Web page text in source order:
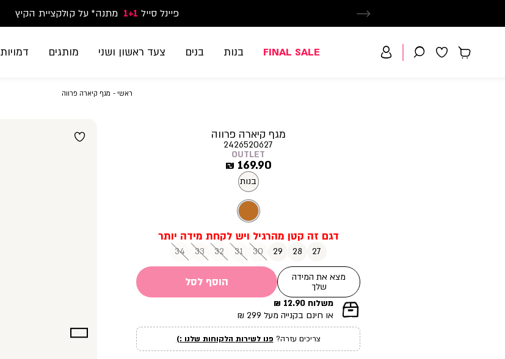
משלוח חינם בקנייה מעל 299₪ | זמני אספקה עד 5 ימי עסקים
פיינל סייל 1+1 מתנה* על קולקציית הקיץ
נעלי ספורט וסניקרס זוג שני החל מ-59.90
FINAL SALE בנות בנים צעד ראשון ושני מותגים דמויות
ראשי ראשי
מגף קיארה פרווהמגף
מגף קיארה פרווה
2426520627
OUTLET
מחיר
מוצר
169.90 ₪
בנות
27
28
29
30
31
32
33
34
מצא את המידה
שלך
הוסף לסל
|
תומך
מכירה
עמוד
מוצר
משלוח 12.90 ₪
או חינם בקנייה מעל 299 ₪
צריכים עזרה? פנו לשירות הלקוחות שלנו :)